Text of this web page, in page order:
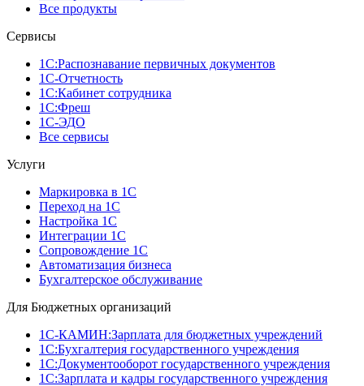
Все продукты
Сервисы
1С:Распознавание первичных документов
1С-Отчетность
1С:Кабинет сотрудника
1С:Фреш
1С-ЭДО
Все сервисы
Услуги
Маркировка в 1С
Переход на 1С
Настройка 1С
Интеграции 1С
Сопровождение 1С
Автоматизация бизнеса
Бухгалтерское обслуживание
Для Бюджетных организаций
1С-КАМИН:Зарплата для бюджетных учреждений
1С:Бухгалтерия государственного учреждения
1С:Документооборот государственного учреждения
1С:Зарплата и кадры государственного учреждения